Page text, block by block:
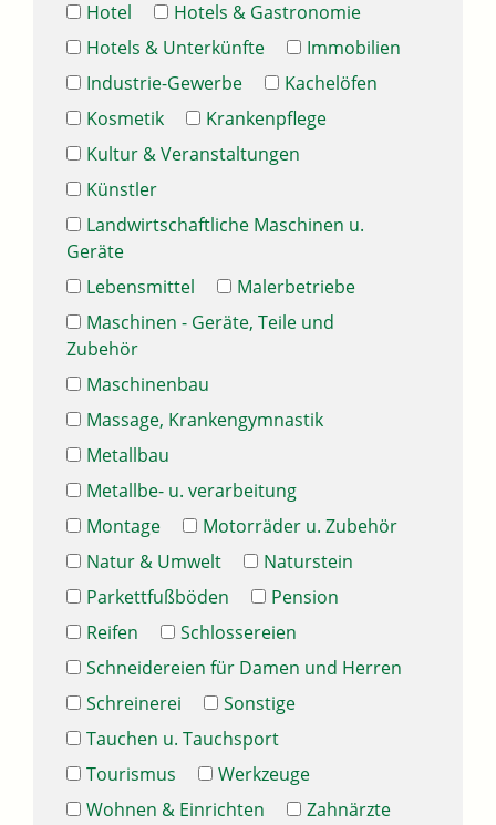
Hotel
Hotels & Gastronomie
Hotels & Unterkünfte
Immobilien
Industrie-Gewerbe
Kachelöfen
Kosmetik
Krankenpflege
Kultur & Veranstaltungen
Künstler
Landwirtschaftliche Maschinen u.
Geräte
Lebensmittel
Malerbetriebe
Maschinen - Geräte, Teile und
Zubehör
Maschinenbau
Massage, Krankengymnastik
Metallbau
Metallbe- u. verarbeitung
Montage
Motorräder u. Zubehör
Natur & Umwelt
Naturstein
Parkettfußböden
Pension
Reifen
Schlossereien
Schneidereien für Damen und Herren
Schreinerei
Sonstige
Tauchen u. Tauchsport
Tourismus
Werkzeuge
Wohnen & Einrichten
Zahnärzte